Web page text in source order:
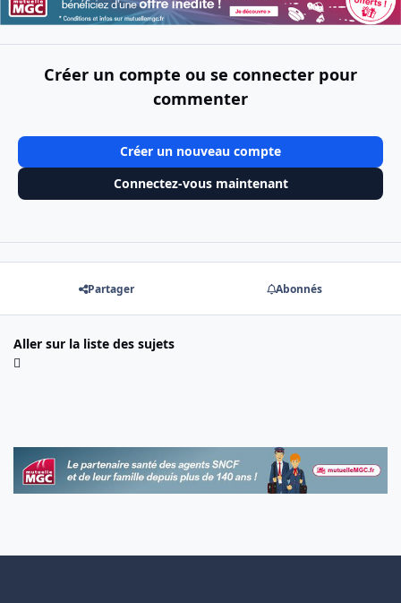
Créer un compte ou se connecter pour
commenter
Créer un nouveau compte
Connectez-vous maintenant
Partager Abonnés
Aller sur la liste des sujets